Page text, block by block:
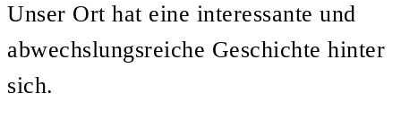
Unser Ort hat eine interessante und
abwechslungsreiche Geschichte hinter
sich.